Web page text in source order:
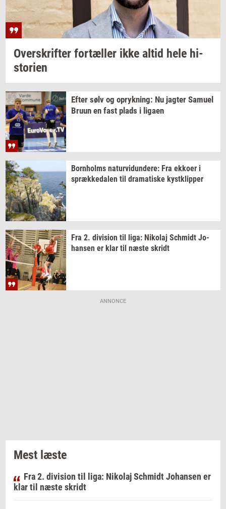
Over­skrif­ter for­tæl­ler ikke altid hele hi­
sto­ri­en
Efter sølv og op­ryk­ning: Nu jag­ter Samu­el
Bruun en fast plads i liga­en
Born­holms na­tur­vi­dun­de­re: Fra ek­ko­er i
spræk­ke­da­len til dra­ma­ti­ske kyst­klip­per
Fra 2. di­vi­sion til liga: Ni­ko­laj Sch­midt Jo­
han­sen er klar til næste skridt
ANNONCE
Mest læste
Fra 2. division til liga: Nikolaj Schmidt Johansen er
klar til næste skridt